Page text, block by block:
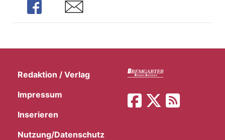
Share Share
Redaktion / Verlag
Impressum
Inserieren
Nutzung/Datenschutz